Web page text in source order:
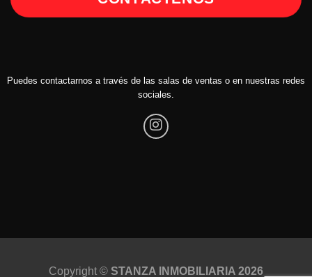
Puedes contactarnos a través de las salas de ventas o en nuestras redes
sociales.
Copyright © STANZA INMOBILIARIA 2026